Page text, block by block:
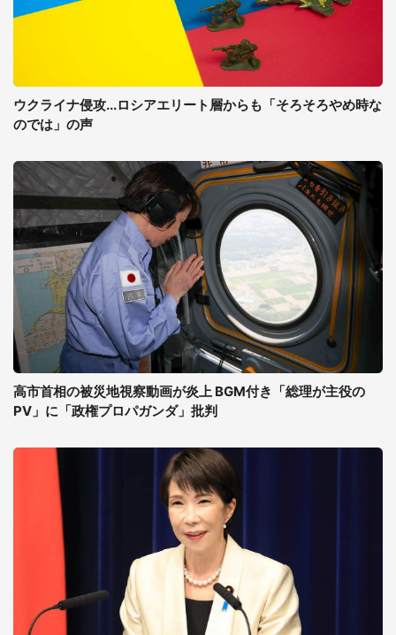
ウクライナ侵攻...ロシアエリート層からも「そろそろやめ時な
のでは」の声
高市首相の被災地視察動画が炎上 BGM付き「総理が主役の
PV」に「政権プロパガンダ」批判